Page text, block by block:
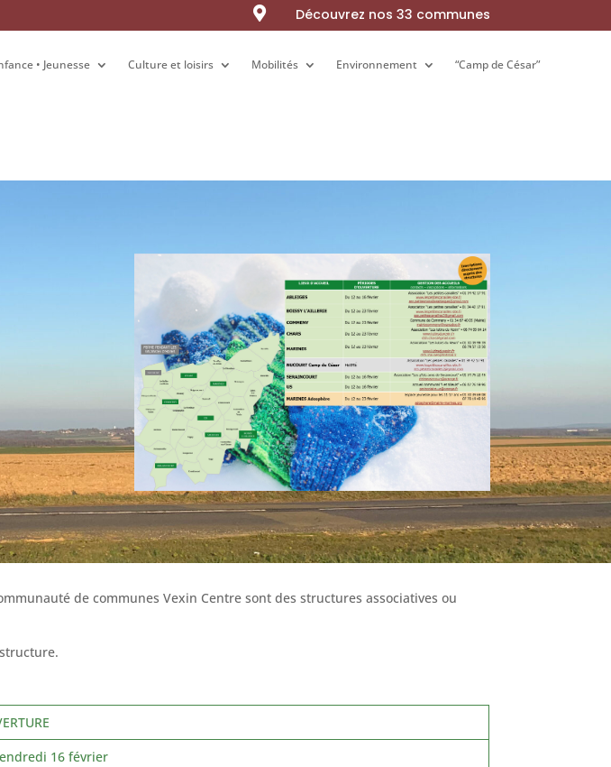
 Découvrez nos 33 communes
• Jeunesse Culture et loisirs Mobilités Environnement “Camp de César”
• Jeunesse Culture et loisirs Mobilités Environnement “Camp de César”
de communes Vexin Centre sont des structures associatives ou
16 février